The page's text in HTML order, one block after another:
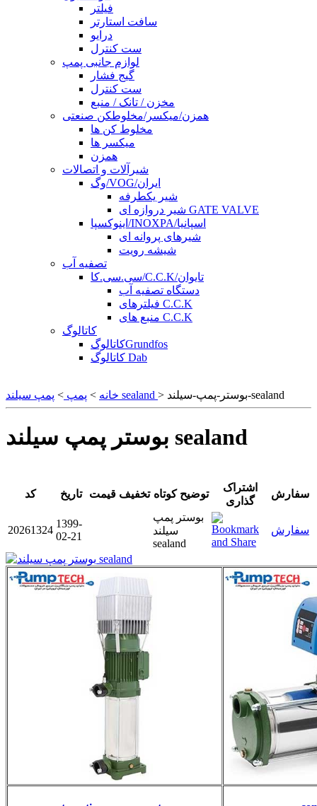
فیلتر
سافت استارتر
درایو
ست کنترل
لوازم جانبی پمپ
گیج فشار
ست کنترل
مخزن / تانک / منبع
همزن/میکسر/مخلوطکن صنعتی
مخلوط کن ها
میکسر ها
همزن
شیرآلات و اتصالات
وگ/VOG/ایران
شیر یکطرفه
شیر دروازه ای GATE VALVE
اینوکسپا/INOXPA/اسپانیا
شیرهای پروانه ای
شیشه رویت
تصفیه آب
سی.سی.کا/C.C.K/تایوان
دستگاه تصفیه آب
فیلترهای C.C.K
منبع های C.C.K
کاتالوگ
کاتالوگGrundfos
کاتالوگ Dab
خانه > پمپ > پمپ سیلند sealand > بوستر-پمپ-سیلند-sealand
بوستر پمپ سیلند sealand
کد تاریخ قیمت تخفیف توضیح کوتاه
اشتراک
گذاری
سفارش
20261324
1399-
02-21
بوستر پمپ
سیلند
sealand
سفارش